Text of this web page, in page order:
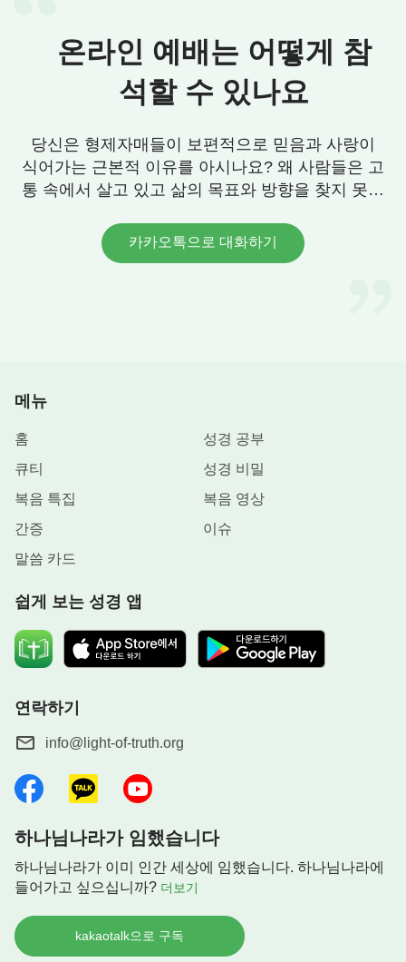
못하는 사람은 모두 도태될 것이다. 하나님이 원하는
사람은 새로운 빛을 받아들일 수 있는 사람이며, 최
신 사역을 받아들이고 알 수 있는 사람이다. 어째서
정결한 처녀가 되라고 말하겠느냐? 그런 사람만이
성령의 역사를 찾고, 새로운 것을 받아들이며, 낡은
관념을 내려놓고, 하나님의 오늘날 역사에 순종할 수
있기 때문이다. 오늘날의 최신 사역을 받아들이는 사
들이다. 너희는 직접 하나님의 음성을 들었고, 하나
님의 현현을 보았으므로 천상천하, 만세와 만대에 너
『
발자취를 바짝 따라야 하고, ‘어린양이 어디로 가든
지 따라가는 자’가 되어야 한다. 이런 사람이라야 진
정으로 참도를 찾고 구하는 사람이고, 성령의 역사를
아는 사람이다. 글귀나 이치만을 고집스레 지키는 자
이 시기마다 새 사역을 전개하므로 시기마다 사람들
에게는 새로운 시작이 생기는 것이다. 사람이 단지
“여호와는 하나님이다” 혹은 “예수는 그리스도이
면, 사람은 영원히 성령의 역사를 따라갈 수도, 얻을
수도 없다. 하나님이 어떻게 사역하든지 아무런 의심
도태될 수 있겠느냐? 하나님이 어떻게 하든지 성령
의 역사임을 확신하고, 아무런 걱정 없이 성령의 역
사에 협력하여 하나님의 요구대로 한다면, 사람이 어
찌 징벌받을 수 있겠느냐?
<하나님의 사역과 사람의 실행> 중에서
『하나님은 온 인류의 하나님이다. 그는 어떤 국가
나 민족의 사유 재산이 된 적이 없으며, 어떠한 형식
이나 국가, 민족에도 얽매이지 않고 그가 계획한 사
역을 한다. 어쩌면 그 형식은 네가 한 번도 상상해 본
온라인 예배는 어떻게 참
석할 수 있나요
당신은 형제자매들이 보편적으로 믿음과 사랑이
식어가는 근본적 이유를 아시나요? 왜 사람들은 고
통 속에서 살고 있고 삶의 목표와 방향을 찾지 못할
카카오톡으로 대화하기
메뉴
홈
성경 공부
큐티
성경 비밀
복음 특집
복음 영상
간증
이슈
말씀 카드
쉽게 보는 성경 앱
연락하기
info@light-of-truth.org
하나님나라가 임했습니다
하나님나라가 이미 인간 세상에 임했습니다. 하나님나라에
들어가고 싶으십니까? 더보기
kakaotalk으로 구독
다음 중, 당신이 가장 어렵고 곤혹스럽다고 느끼
고 기도하고 있는 문제는 무엇인가요?
A. 직장에서 겪는 어려움
B. 인간관계 크고 작은 어려움
C. 가족의 역할 및 불화로 인한 어려움